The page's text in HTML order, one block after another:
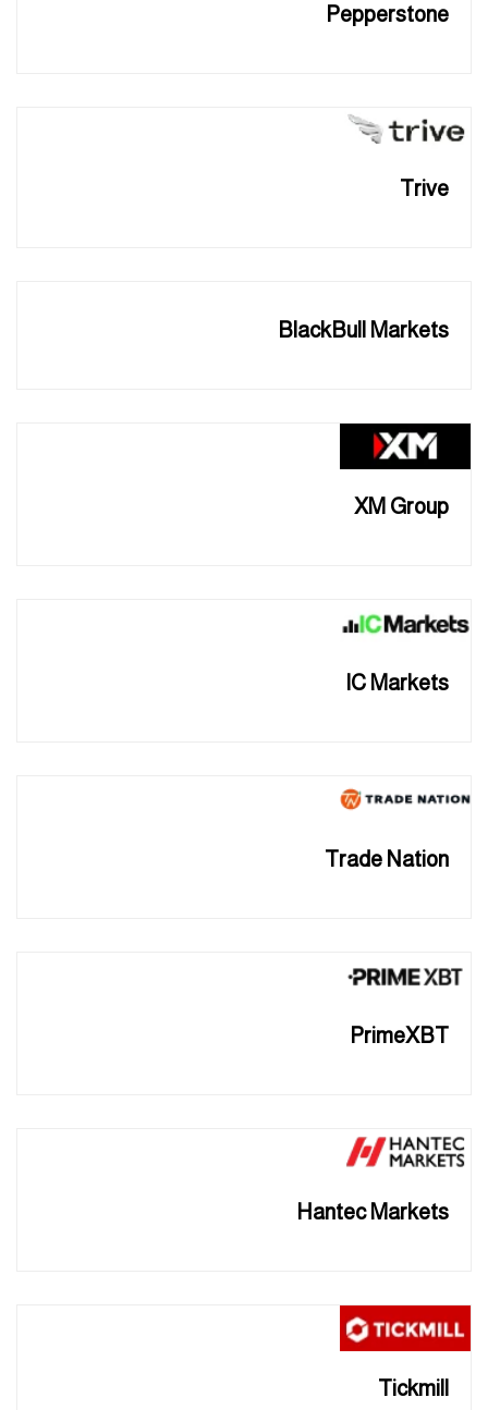
Pepperstone
Trive
BlackBull Markets
XM Group
IC Markets
Trade Nation
PrimeXBT
Hantec Markets
Tickmill